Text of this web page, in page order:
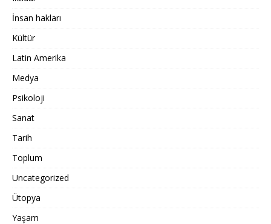
İnsan hakları
Kültür
Latin Amerika
Medya
Psikoloji
Sanat
Tarih
Toplum
Uncategorized
Ütopya
Yaşam